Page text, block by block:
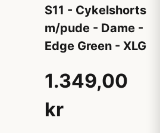
S11 - Cykelshorts
m/pude - Dame -
Edge Green - XLG
1.349,00
kr